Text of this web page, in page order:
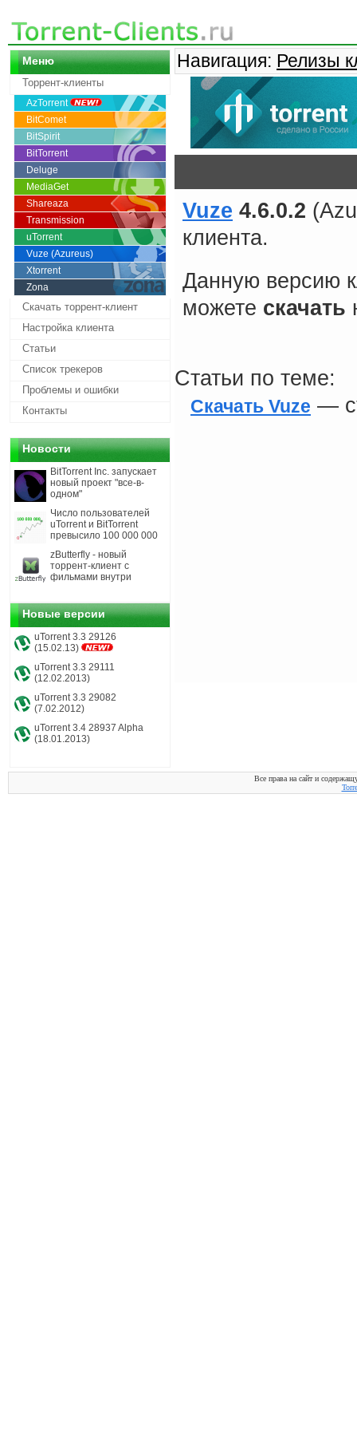
Меню
Торрент-клиенты
AzTorrent
BitComet
BitSpirit
BitTorrent
Deluge
MediaGet
Shareaza
Transmission
uTorrent
Vuze (Azureus)
Xtorrent
Zona
Скачать торрент-клиент
Настройка клиента
Статьи
Список трекеров
Проблемы и ошибки
Контакты
Новости
BitTorrent Inc. запускает
новый проект "все-в-
одном"
Число пользователей
uTorrent и BitTorrent
превысило 100 000 000
zButterfly - новый
торрент-клиент с
фильмами внутри
Новые версии
uTorrent 3.3 29126
(15.02.13)
uTorrent 3.3 29111
(12.02.2013)
uTorrent 3.3 29082
(7.02.2012)
uTorrent 3.4 28937 Alpha
(18.01.2013)
Навигация: Релизы
Vuze 4.6.0.2
клиента.
Данную версию
можете скачать
Статьи по теме:
Скачать Vuze —
Все права на сайт и